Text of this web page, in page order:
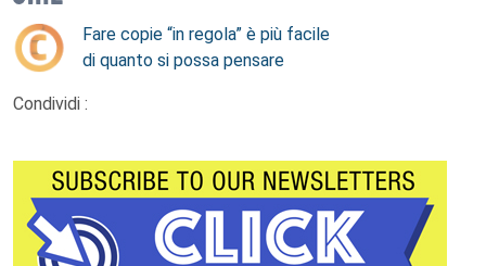
Fare copie “in regola” è più facile
di quanto si possa pensare
Condividi :